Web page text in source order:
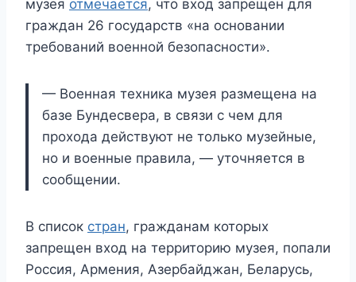
музея отмечается, что вход запрещен для
граждан 26 государств «на основании
требований военной безопасности».
— Военная техника музея размещена на
базе Бундесвера, в связи с чем для
прохода действуют не только музейные,
но и военные правила, — уточняется в
сообщении.
В список стран, гражданам которых
запрещен вход на территорию музея, попали
Россия, Армения, Азербайджан, Беларусь,